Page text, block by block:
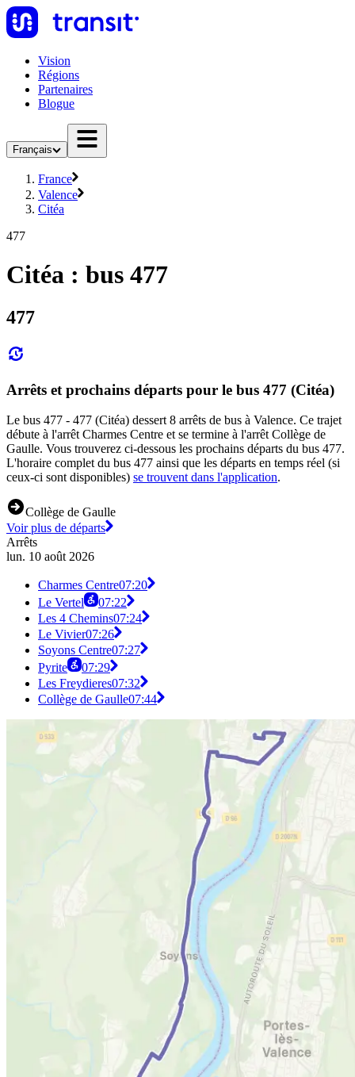
Vision
Régions
Partenaires
Blogue
Français
France
Valence
Citéa
477
Citéa : bus 477
477
Arrêts et prochains départs pour le bus 477 (Citéa)
Le bus 477 - 477 (Citéa) dessert 8 arrêts de bus à Valence. Ce trajet
débute à l'arrêt Charmes Centre et se termine à l'arrêt Collège de
Gaulle. Vous trouverez ci-dessous les prochains départs du bus 477.
L'horaire complet du bus 477 ainsi que les départs en temps réel (si
ceux-ci sont disponibles) se trouvent dans l'application.
Collège de Gaulle
Voir plus de départs
Arrêts
lun. 10 août 2026
Charmes Centre07:20
Le Vertel
07:22
Les 4 Chemins07:24
Le Vivier07:26
Soyons Centre07:27
Pyrite
07:29
Les Freydieres07:32
Collège de Gaulle07:44